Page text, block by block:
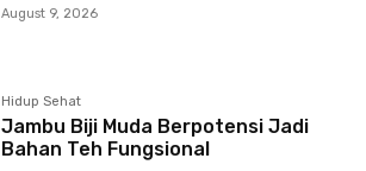
August 9, 2026
Hidup Sehat
Jambu Biji Muda Berpotensi Jadi
Bahan Teh Fungsional